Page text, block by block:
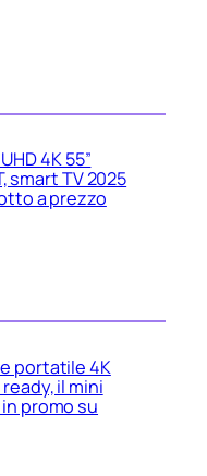
4K 55”
smart TV 2025
a prezzo
portatile 4K
il mini
promo su